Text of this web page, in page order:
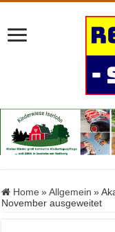
Home » Allgemein »
November ausgeweitet